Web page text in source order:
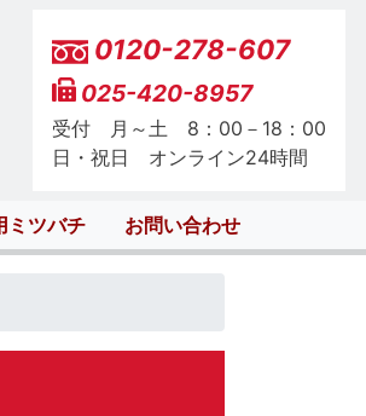
0120-278-607
025-420-8957
受付 月～土 8：00－18：00
日・祝日 オンライン24時間
ミツバチ お問い合わせ